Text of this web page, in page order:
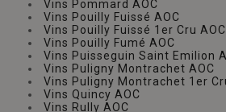
Vins Pommard AOC
Vins Pouilly Fuissé AOC
Vins Pouilly Fuissé 1er Cru AOC
Vins Pouilly Fumé AOC
Vins Puisseguin Saint Emilion
Vins Puligny Montrachet AOC
Vins Puligny Montrachet 1er
Vins Quincy AOC
Vins Rully AOC